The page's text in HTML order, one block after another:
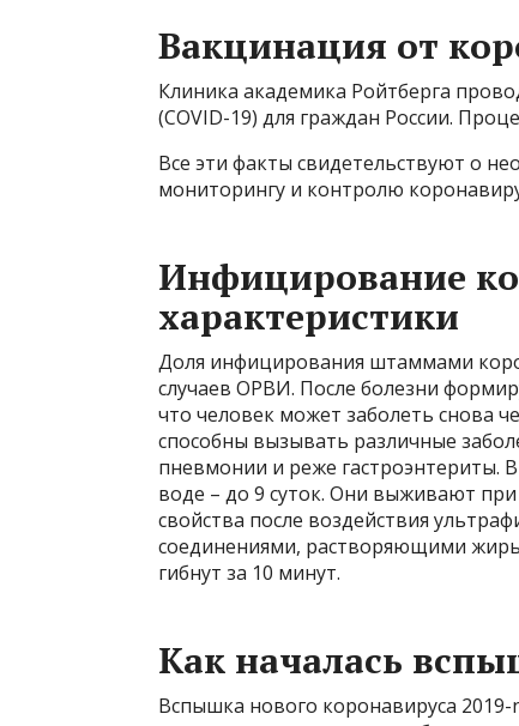
Вакцинация от
Клиника академика Ройтберга
(COVID-19) для граждан России.
Все эти факты свидетельствуют о
мониторингу и контролю
Инфицирование
характеристики
Доля инфицирования штаммами
случаев ОРВИ. После болезни
что человек может заболеть снова
способны вызывать различные
пневмонии и реже гастроэнтериты.
воде – до 9 суток. Они выживают
свойства после воздействия
соединениями, растворяющими
гибнут за 10 минут.
Как началась
Вспышка нового коронавируса